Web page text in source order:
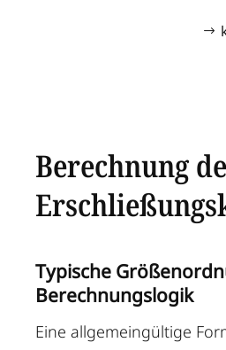
Berechnung
Typische
Berechnungslogik
Eine allgemeingültige